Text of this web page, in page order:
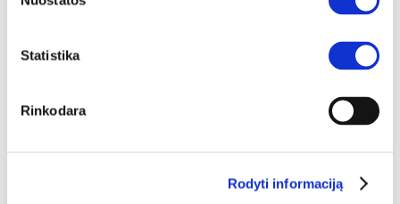
Statistika
Rinkodara
Rodyti informaciją